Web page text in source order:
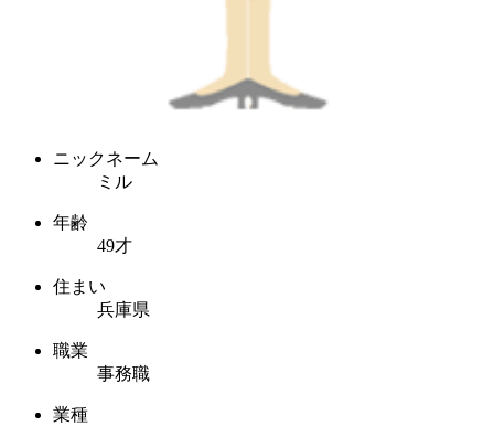
ニックネーム
ミル
年齢
49才
住まい
兵庫県
職業
事務職
業種